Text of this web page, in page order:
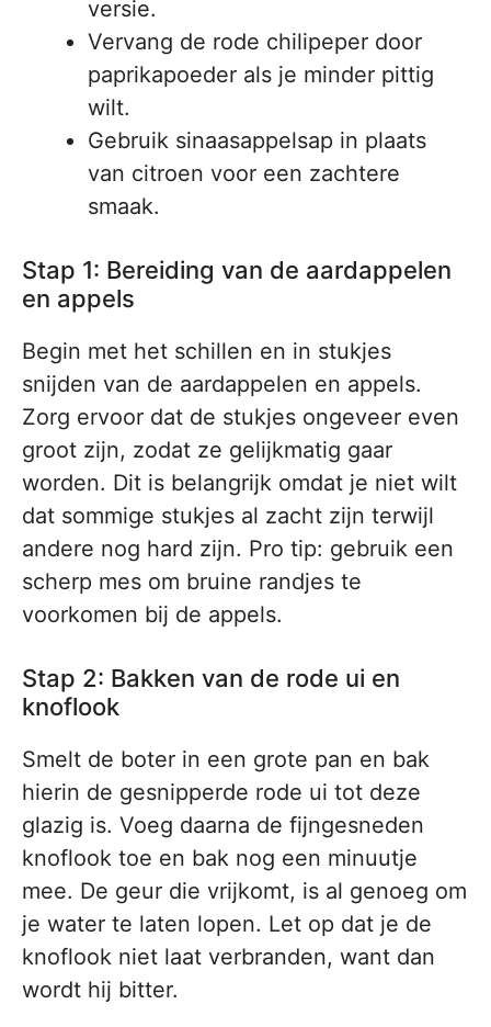
versie.
Vervang de rode chilipeper door
paprikapoeder als je minder pittig
wilt.
Gebruik sinaasappelsap in plaats
van citroen voor een zachtere
smaak.
Stap 1: Bereiding van de aardappelen
en appels
Begin met het schillen en in stukjes
snijden van de aardappelen en appels.
Zorg ervoor dat de stukjes ongeveer even
groot zijn, zodat ze gelijkmatig gaar
worden. Dit is belangrijk omdat je niet wilt
dat sommige stukjes al zacht zijn terwijl
andere nog hard zijn. Pro tip: gebruik een
scherp mes om bruine randjes te
voorkomen bij de appels.
Stap 2: Bakken van de rode ui en
knoflook
Smelt de boter in een grote pan en bak
hierin de gesnipperde rode ui tot deze
glazig is. Voeg daarna de fijngesneden
knoflook toe en bak nog een minuutje
mee. De geur die vrijkomt, is al genoeg om
je water te laten lopen. Let op dat je de
knoflook niet laat verbranden, want dan
wordt hij bitter.